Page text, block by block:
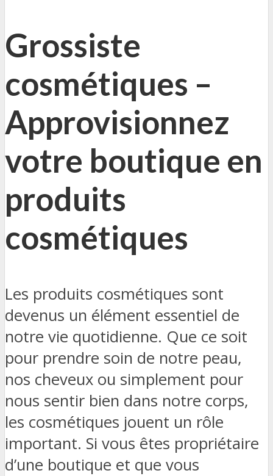
Grossiste
cosmétiques –
Approvisionnez
votre boutique en
produits
cosmétiques
Les produits cosmétiques sont
devenus un élément essentiel de
notre vie quotidienne. Que ce soit
pour prendre soin de notre peau,
nos cheveux ou simplement pour
nous sentir bien dans notre corps,
les cosmétiques jouent un rôle
important. Si vous êtes propriétaire
d’une boutique et que vous